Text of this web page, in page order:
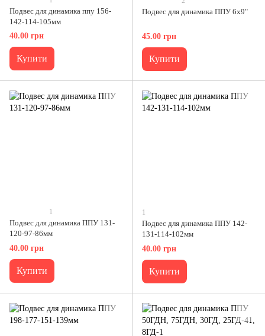
Подвес для динамика ппу 156-
142-114-105мм
40.00 грн
Купити
Подвес для динамика ППУ 6x9"
45.00 грн
Купити
1
Подвес для динамика ППУ 131-
120-97-86мм
40.00 грн
Купити
1
Подвес для динамика ППУ 142-
131-114-102мм
40.00 грн
Купити